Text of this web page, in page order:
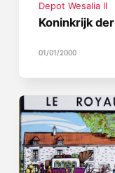
Depot Wesalia II
Koninkrijk
01/01/2000